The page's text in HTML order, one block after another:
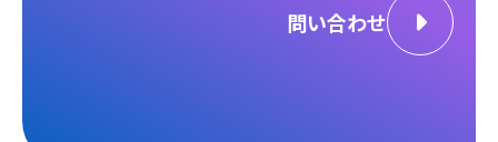
問い合わせ